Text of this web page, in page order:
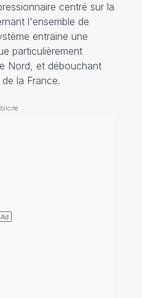
centré sur la
l'ensemble de
entraine une
particulièrement
Nord, et débouchant
la France.